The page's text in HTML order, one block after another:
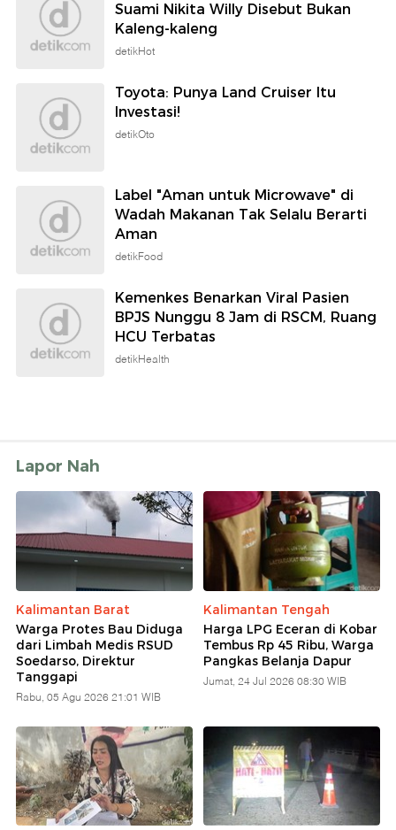
Suami Nikita Willy Disebut Bukan
Kaleng-kaleng
detikHot
Toyota: Punya Land Cruiser Itu
Investasi!
detikOto
Label "Aman untuk Microwave" di
Wadah Makanan Tak Selalu Berarti
Aman
detikFood
Kemenkes Benarkan Viral Pasien
BPJS Nunggu 8 Jam di RSCM, Ruang
HCU Terbatas
detikHealth
Lapor Nah
Kalimantan Barat
Warga Protes Bau Diduga
dari Limbah Medis RSUD
Soedarso, Direktur
Tanggapi
Rabu, 05 Agu 2026 21:01 WIB
Kalimantan Tengah
Harga LPG Eceran di Kobar
Tembus Rp 45 Ribu, Warga
Pangkas Belanja Dapur
Jumat, 24 Jul 2026 08:30 WIB